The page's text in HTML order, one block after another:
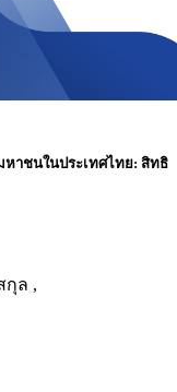
าชนในประเทศไทย: สิทธิ
กุล ,